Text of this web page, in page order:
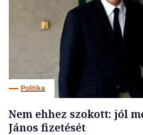
Politika
Nem ehhez szokott: jól
János fizetését